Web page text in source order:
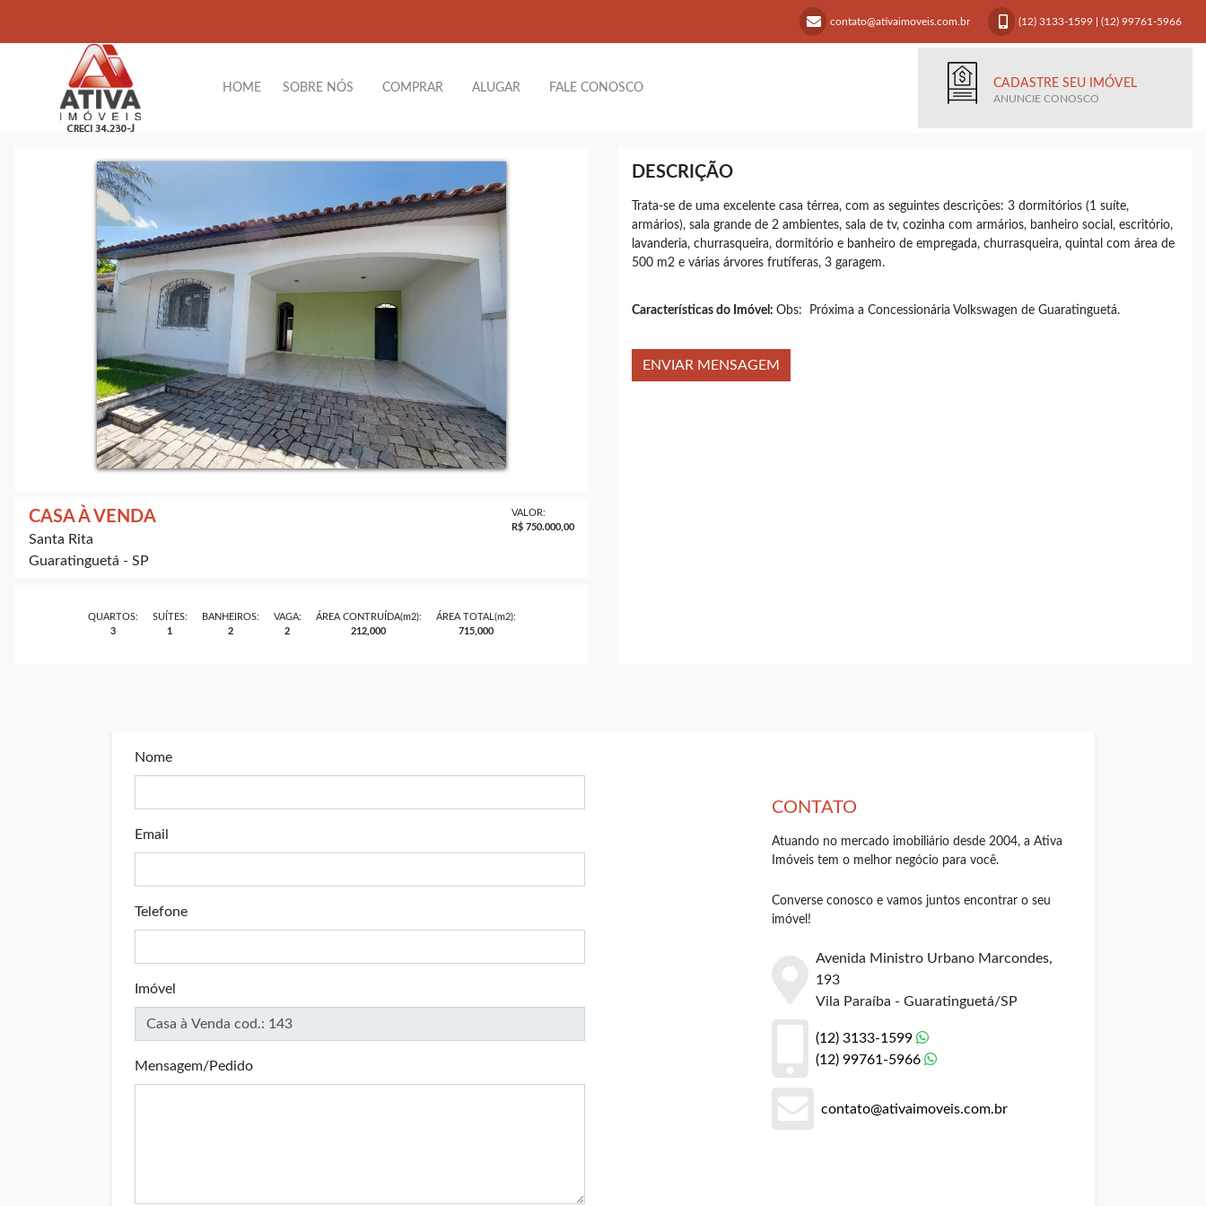
contato@ativaimoveis.com.br (12) 3133-1599 (12) 99761-5966
HOME SOBRE NÓS COMPRAR ALUGAR FALE CONOSCO CADASTRE SEU IMÓVEL
ANUNCIE CONOSCO
CASA À VENDA
Santa Rita
Guaratinguetá - SP
VALOR:
R$ 750.000,00
QUARTOS:
3
SUÍTES:
1
BANHEIROS:
2
VAGA:
2
ÁREA CONTRUÍDA(m2):
212,000
ÁREA TOTAL(m2):
715,000
DESCRIÇÃO
Trata-se de uma excelente casa térrea, com as seguintes descrições: 3 dormitórios (1 suíte,
armários), sala grande de 2 ambientes, sala de tv, cozinha com armários, banheiro social, escritório,
lavanderia, churrasqueira, dormitório e banheiro de empregada, churrasqueira, quintal com área de
500 m2 e várias árvores frutíferas, 3 garagem.
Características do Imóvel: Obs: Próxima a Concessionária Volkswagen de Guaratinguetá.
ENVIAR MENSAGEM
Nome
Email
Telefone
Imóvel
Mensagem/Pedido
CONTATO
Atuando no mercado imobiliário desde 2004, a Ativa
Imóveis tem o melhor negócio para você.
Converse conosco e vamos juntos encontrar o seu
imóvel!
Avenida Ministro Urbano Marcondes,
193
Vila Paraíba - Guaratinguetá/SP
(12) 3133-1599
(12) 99761-5966
contato@ativaimoveis.com.br